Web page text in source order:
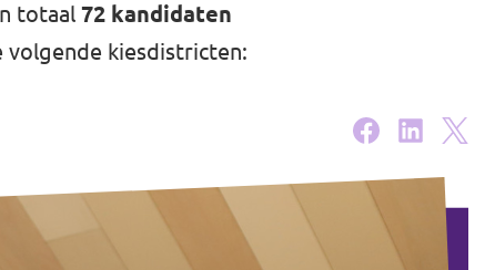
totaal 72 kandidaten
volgende kiesdistricten: